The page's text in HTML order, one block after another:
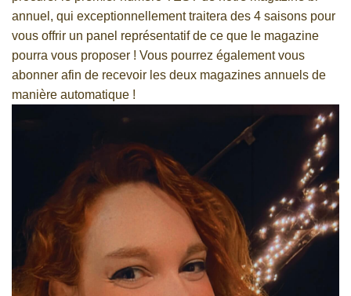
annuel, qui exceptionnellement traitera des 4 saisons pour
vous offrir un panel représentatif de ce que le magazine
pourra vous proposer ! Vous pourrez également vous
abonner afin de recevoir les deux magazines annuels de
manière automatique !